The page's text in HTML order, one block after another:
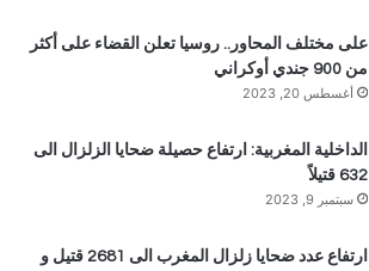
على مختلف المحاور.. روسيا تعلن القضاء على أكثر
من 900 جندي أوكراني
أغسطس 20, 2023
الداخلية المغربية: ارتفاع حصيلة ضحايا الزلزال الى
632 قتيلاً
سبتمبر 9, 2023
ارتفاع عدد ضحايا زلزال المغرب الى 2681 قتيل و